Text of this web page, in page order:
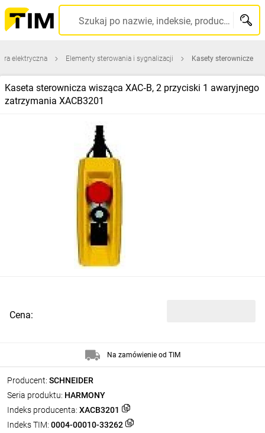
Szukaj po nazwie, indeksie, producencie, kodzie kreskowym...
elektryczna Elementy sterowania i sygnalizacji Kasety sterownicze
Kaseta sterownicza wisząca XAC‑B, 2 przyciski 1 awaryjnego
zatrzymania XACB3201
Producent: SCHNEIDER
Seria produktu: HARMONY
Indeks producenta: XACB3201
Indeks TIM: 0004-00010-33262
Cena:
Na zamówienie od TIM